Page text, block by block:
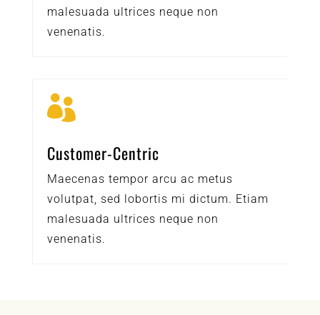
malesuada ultrices neque non
venenatis.

Customer-Centric
Maecenas tempor arcu ac metus
volutpat, sed lobortis mi dictum. Etiam
malesuada ultrices neque non
venenatis.